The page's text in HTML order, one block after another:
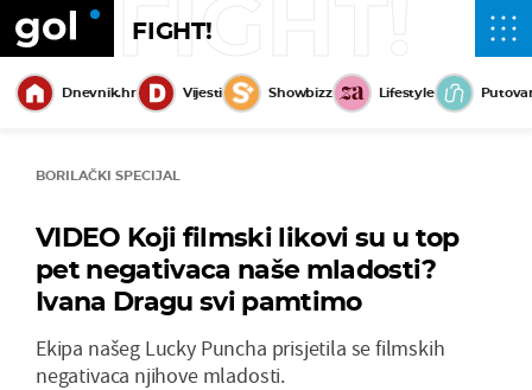
FIGHT!
FIGHT!
Dnevnik.hr Vijesti Showbizz Lifestyle
BORILAČKI SPECIJAL
VIDEO Koji filmski likovi su u top
pet negativaca naše mladosti?
Ivana Dragu svi pamtimo
Ekipa našeg Lucky Puncha prisjetila se filmskih
negativaca njihove mladosti.